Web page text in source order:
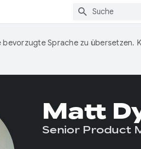
Sprache zu übersetzen.
Matt
Senior Product